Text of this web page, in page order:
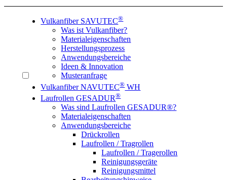
Vulkanfiber SAVUTEC®
Was ist Vulkanfiber?
Materialeigenschaften
Herstellungsprozess
Anwendungsbereiche
Ideen & Innovation
Musteranfrage
Vulkanfiber NAVUTEC®WH
Laufrollen GESADUR®
Was sind Laufrollen GESADUR®?
Materialeigenschaften
Anwendungsbereiche
Drückrollen
Laufrollen / Tragrollen
Laufrollen / Tragerollen
Reinigungsgeräte
Reinigungsmittel